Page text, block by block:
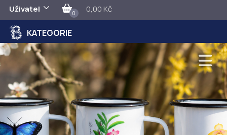
Uživatel 0 0,00 Kč
KATEGORIE